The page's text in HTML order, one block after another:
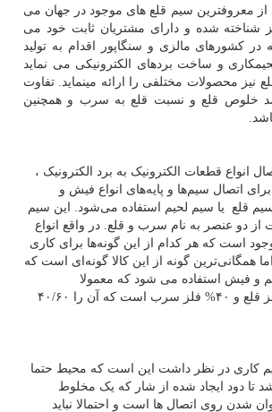
معروفترین سیم قلع های موجود در جهان می
شناخته شده و دارای مشتریان ثابت خود می
کشورهای مالزی و سنگاپور اقدام به تولید
و ساخت بردهای الکترونیکی می نماید
نیز محصولات مختلفی را ارائه مینماید. تفاوت
خلوص قلع و نسبت قلع به سرب و همچنین
انواع قطعات الکترونیک به برد الکترونیک ،
اتصال سیم‌ها و پایه‌های انواع فیش و
قلع یا سیم لحیم استفاده می‌شود. این سیم
از دو عنصر به نام سرب و قلع. در واقع انواع
است که هر کدام از این گونه‌ها برای کاری
همگانی‌ترین گونه از این کالا گونه‌ای است که
و فیش استفاده می شود که معمولا
قلع و ۴۰% فلز سرب است که آن را
۴۰/۶۰
کاری در نظر داشت این است که محیط حتما
تا دود ایجاد شده از شار که یک مخلوط
شدن روی اتصال ها است و احتمالا نباید